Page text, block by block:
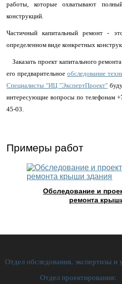
работы, которые охватывают
конструкций.
Частичный капитальный ремонт -
определенном виде конкретных
Заказать проект капитального
его предварительноеобследование
Специалисты "ИЦ "ЭкспертПроект"
интересующие вопросы по телефонам
45-03.
Примеры работ
Обследование и
ремонта
Отдел обследования, экспертизы и
Отдел проектирования: